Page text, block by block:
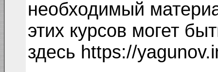
необходимый
этих курсов могет
здесь https://